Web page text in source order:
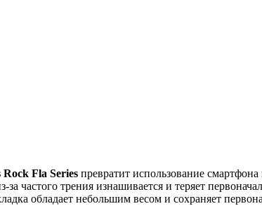
Fla Series превратит использование
за частого трения изнашивается и теряет
обладает небольшим весом и сохраняет